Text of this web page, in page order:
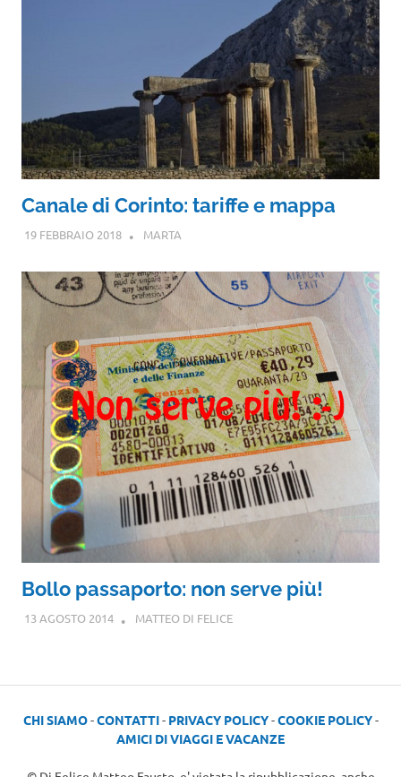
Canale di Corinto: tariffe e mappa
19 FEBBRAIO 2018 MARTA
Bollo passaporto: non serve più!
13 AGOSTO 2014 MATTEO DI FELICE
CHI SIAMO-CONTATTI- PRIVACY POLICY-COOKIE POLICY-
AMICI DI VIAGGI E VACANZE